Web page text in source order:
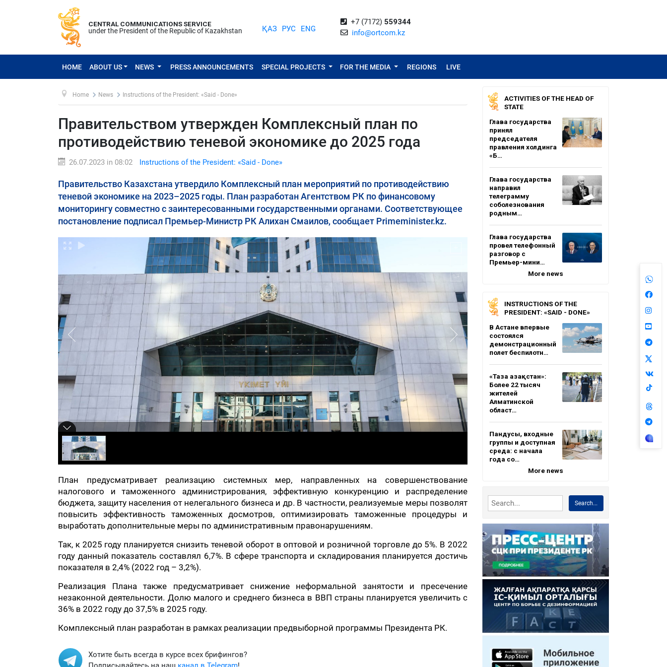
CENTRAL COMMUNICATIONS SERVICE
under the President of the Republic of Kazakhstan
ҚАЗ РУС ENG
+7 (7172) 559344
info@ortcom.kz
HOME ABOUT US NEWS PRESS ANNOUNCEMENTS SPECIAL PROJECTS FOR THE MEDIA REGIONS LIVE
Home News Instructions of the President: «Said - Done»
Правительством утвержден Комплексный план по
противодействию теневой экономике до 2025 года
26.07.2023 in 08:02 Instructions of the President: «Said - Done»
Правительство Казахстана утвердило Комплексный план мероприятий по противодействию
теневой экономике на 2023–2025 годы. План разработан Агентством РК по финансовому
мониторингу совместно с заинтересованными государственными органами. Соответствующее
постановление подписал Премьер-Министр РК Алихан Смаилов, сообщает Primeminister.kz.
План предусматривает реализацию системных мер, направленных на совершенствование
налогового и таможенного администрирования, эффективную конкуренцию и распределение
бюджета, защиту населения от нелегального бизнеса и др. В частности, реализуемые меры позволят
повысить эффективность таможенных досмотров, оптимизировать таможенные процедуры и
выработать дополнительные меры по административным правонарушениям.
Так, к 2025 году планируется снизить теневой оборот в оптовой и розничной торговле до 5%. В 2022
году данный показатель составлял 6,7%. В сфере транспорта и складирования планируется достичь
показателя в 2,4% (2022 год – 3,2%).
Реализация Плана также предусматривает снижение неформальной занятости и пресечение
незаконной деятельности. Долю малого и среднего бизнеса в ВВП страны планируется увеличить с
36% в 2022 году до 37,5% в 2025 году.
Комплексный план разработан в рамках реализации предвыборной программы Президента РК.
Хотите быть всегда в курсе всех брифингов?
ACTIVITIES OF THE HEAD OF
STATE
Глава государства
принял
председателя
правления холдинга
«Б…
Глава государства
направил
телеграмму
соболезнования
родным…
Глава государства
провел телефонный
разговор с
Премьер-мини…
More news
INSTRUCTIONS OF THE
PRESIDENT: «SAID - DONE»
В Астане впервые
состоялся
демонстрационный
полет беспилотн…
«Таза Қазақстан»:
Более 22 тысяч
жителей
Алматинской
област…
Пандусы, входные
группы и доступная
среда: с начала
года со…
More news
Search...